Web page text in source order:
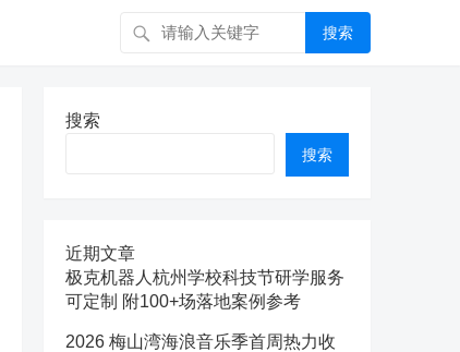
搜索
搜索
搜索
近期文章
极克机器人杭州学校科技节研学服务
可定制 附100+场落地案例参考
2026 梅山湾海浪音乐季首周热力收